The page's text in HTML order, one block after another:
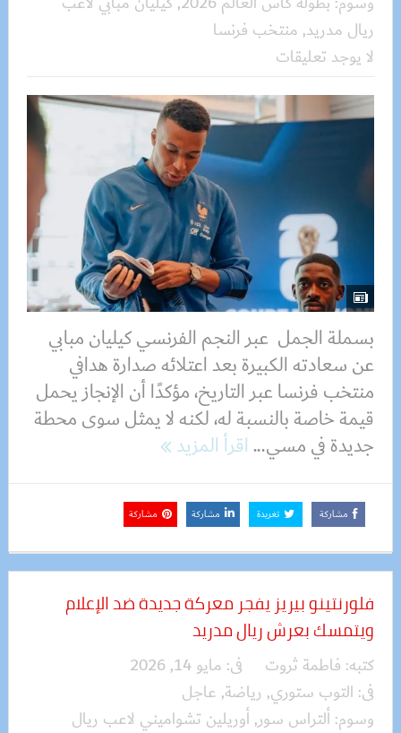
ريال مدريد, منتخب فرنسا
لا يوجد تعليقات
بسملة الجمل عبر النجم الفرنسي كيليان مبابي
عن سعادته الكبيرة بعد اعتلائه صدارة هدافي
منتخب فرنسا عبر التاريخ، مؤكدًا أن الإنجاز يحمل
قيمة خاصة بالنسبة له، لكنه لا يمثل سوى محطة
جديدة في مسي...اقرأ المزيد
مشاركة تغريدة مشاركة مشاركة
فلورنتينو بيريز يفجر معركة جديدة ضد الإعلام
ويتمسك بعرش ريال مدريد
كتبه: فاطمة ثروت فى: مايو 14, 2026
فى: التوب ستوري, رياضة, عاجل
وسوم:ألتراس سور,أوريلين تشواميني لاعب ريال